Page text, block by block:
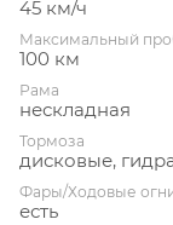
45 км/ч
Максимальный
100 км
Рама
нескладная
Тормоза
дисковые,
Фары/Ходовые
есть